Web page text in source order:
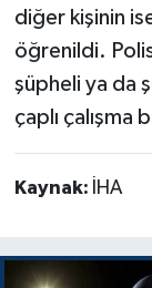
diğer kişinin
öğrenildi.
şüpheli ya da
çaplı çalışma
Kaynak: İHA